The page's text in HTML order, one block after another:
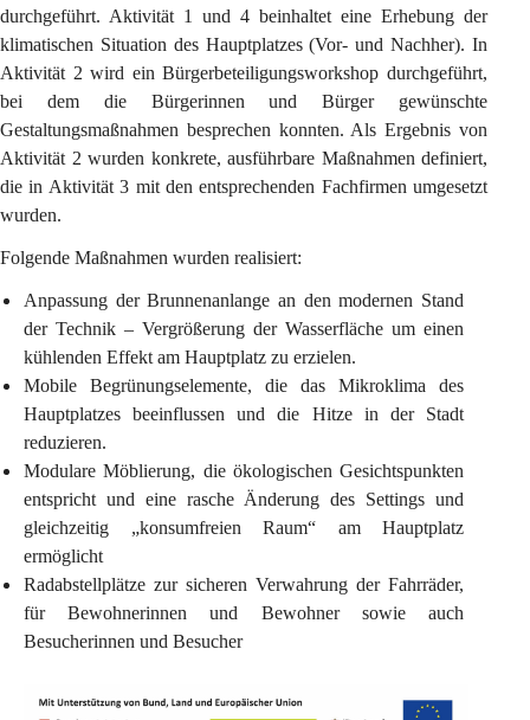
durchgeführt. Aktivität 1 und 4 beinhaltet eine Erhebung der
klimatischen Situation des Hauptplatzes (Vor- und Nachher). In
Aktivität 2 wird ein Bürgerbeteiligungsworkshop durchgeführt,
bei dem die Bürgerinnen und Bürger gewünschte
Gestaltungsmaßnahmen besprechen konnten. Als Ergebnis von
Aktivität 2 wurden konkrete, ausführbare Maßnahmen definiert,
die in Aktivität 3 mit den entsprechenden Fachfirmen umgesetzt
wurden.
Folgende Maßnahmen wurden realisiert:
Anpassung der Brunnenanlange an den modernen Stand
der Technik – Vergrößerung der Wasserfläche um einen
kühlenden Effekt am Hauptplatz zu erzielen.
Mobile Begrünungselemente, die das Mikroklima des
Hauptplatzes beeinflussen und die Hitze in der Stadt
reduzieren.
Modulare Möblierung, die ökologischen Gesichtspunkten
entspricht und eine rasche Änderung des Settings und
gleichzeitig „konsumfreien Raum“ am Hauptplatz
ermöglicht
Radabstellplätze zur sicheren Verwahrung der Fahrräder,
für Bewohnerinnen und Bewohner sowie auch
Besucherinnen und Besucher